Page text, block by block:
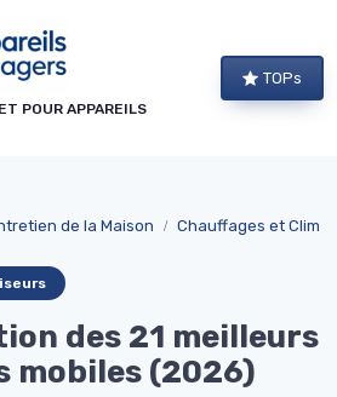
POUR APPAREILS
TOPs
de la Maison Chauffages et
des 21 meilleurs
mobiles (2026)
cookies